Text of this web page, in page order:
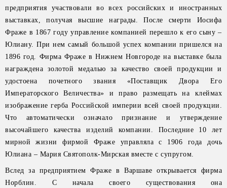
предприятия участвовали во всех российских и иностранных
выставках, получая высшие награды. После смерти Иосифа
Фраже в 1867 году управление компанией перешло к его сыну –
Юлиану. При нем самый большой успех компании пришелся на
1896 год. Фирма Фраже в Нижнем Новгороде на выставке была
награждена золотой медалью за качество своей продукции и
удостоена почетного звания «Поставщик Двора Его
Императорского Величества» и право размещать на клеймах
изображение герба Российской империи всей своей продукции.
Что автоматически означало признание и утверждение
высочайшего качества изделий компании. Последние 10 лет
мирной жизни фирмой Фраже управляла с 1906 года дочь
Юлиана – Мария Святополк-Мирская вместе с супругом.
Вслед за предприятием Фраже в Варшаве открывается фирма
Норблин. С начала своего существования она